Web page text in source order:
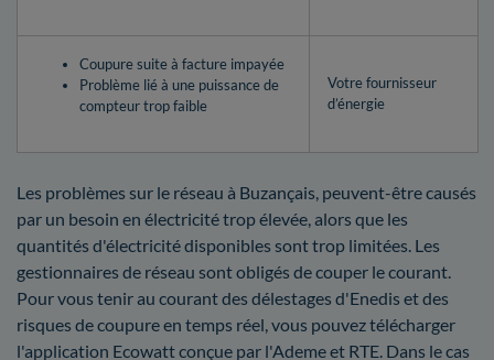
Coupure suite à facture impayée
Problème lié à une puissance de
compteur trop faible
Votre fournisseur
d’énergie
Les problèmes sur le réseau à Buzançais, peuvent-être causés
par un besoin en électricité trop élevée, alors que les
quantités d'électricité disponibles sont trop limitées. Les
gestionnaires de réseau sont obligés de couper le courant.
Pour vous tenir au courant des délestages d'Enedis et des
risques de coupure en temps réel, vous pouvez télécharger
l'application Ecowatt conçue par l'Ademe et RTE. Dans le cas